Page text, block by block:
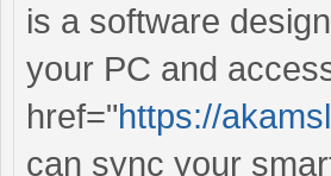
is a software
your PC and
href="https://
can sync your